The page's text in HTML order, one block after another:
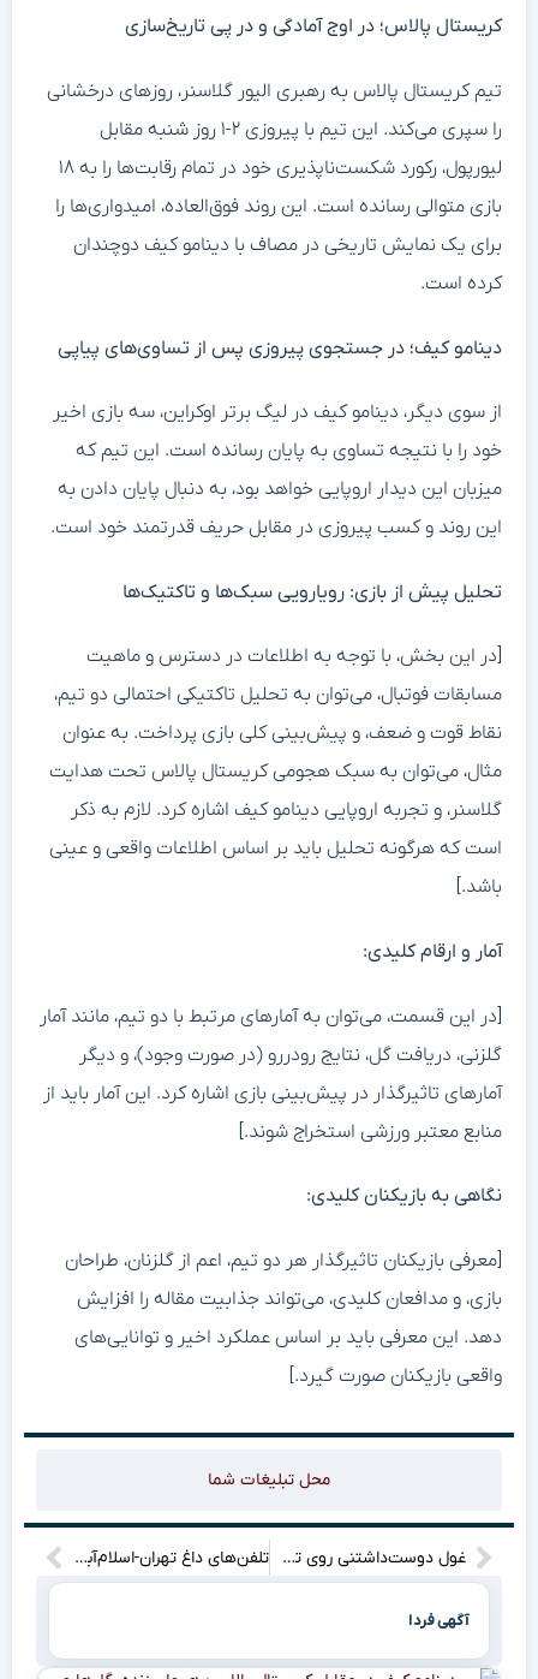
کریستال پالاس؛ در اوج آمادگی و در پی تاریخ‌سازی
تیم کریستال پالاس به رهبری الیور گلاسنر، روزهای درخشانی
را سپری می‌کند. این تیم با پیروزی ۲-۱ روز شنبه مقابل
لیورپول، رکورد شکست‌ناپذیری خود در تمام رقابت‌ها را به ۱۸
بازی متوالی رسانده است. این روند فوق‌العاده، امیدواری‌ها را
برای یک نمایش تاریخی در مصاف با دینامو کیف دوچندان
کرده است.
دینامو کیف؛ در جستجوی پیروزی پس از تساوی‌های پیاپی
از سوی دیگر، دینامو کیف در لیگ برتر اوکراین، سه بازی اخیر
خود را با نتیجه تساوی به پایان رسانده است. این تیم که
میزبان این دیدار اروپایی خواهد بود، به دنبال پایان دادن به
این روند و کسب پیروزی در مقابل حریف قدرتمند خود است.
تحلیل پیش از بازی: رویارویی سبک‌ها و تاکتیک‌ها
[در این بخش، با توجه به اطلاعات در دسترس و ماهیت
مسابقات فوتبال، می‌توان به تحلیل تاکتیکی احتمالی دو تیم،
نقاط قوت و ضعف، و پیش‌بینی کلی بازی پرداخت. به عنوان
مثال، می‌توان به سبک هجومی کریستال پالاس تحت هدایت
گلاسنر، و تجربه اروپایی دینامو کیف اشاره کرد. لازم به ذکر
است که هرگونه تحلیل باید بر اساس اطلاعات واقعی و عینی
باشد.]
آمار و ارقام کلیدی:
[در این قسمت، می‌توان به آمارهای مرتبط با دو تیم، مانند آمار
گلزنی، دریافت گل، نتایج رودررو (در صورت وجود)، و دیگر
آمارهای تاثیرگذار در پیش‌بینی بازی اشاره کرد. این آمار باید از
منابع معتبر ورزشی استخراج شوند.]
نگاهی به بازیکنان کلیدی:
[معرفی بازیکنان تاثیرگذار هر دو تیم، اعم از گلزنان، طراحان
بازی، و مدافعان کلیدی، می‌تواند جذابیت مقاله را افزایش
دهد. این معرفی باید بر اساس عملکرد اخیر و توانایی‌های
واقعی بازیکنان صورت گیرد.]
محل تبلیغات شما
غول دوست‌داشتنی روی تشک برمی‌گردد؟ تلفن‌های داغ تهران-اسلام‌آباد؛ پرده از چه رازهایی برداشتند؟
آگهی فردا